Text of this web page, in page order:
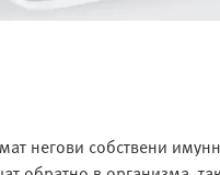
негови собствени